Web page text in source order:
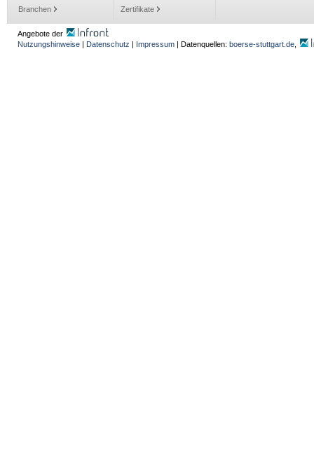
Branchen
Zertifikate
Angebote der
Nutzungshinweise | Datenschutz | Impressum | Datenquellen: boerse-stuttgart.de